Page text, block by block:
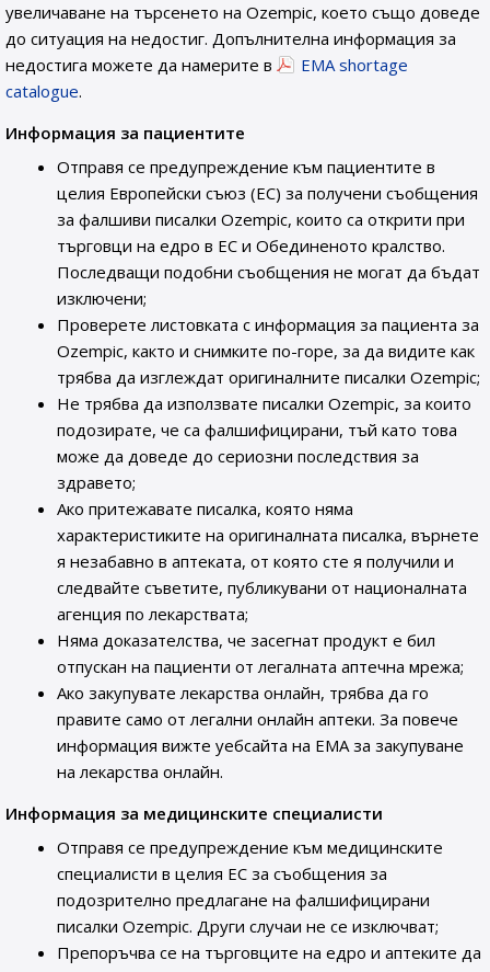
увеличаване на търсенето на Ozempic, което също доведе
до ситуация на недостиг. Допълнителна информация за
недостига можете да намерите в
EMA shortage
catalogue.
Информация за пациентите
Отправя се предупреждение към пациентите в
целия Европейски съюз (ЕС) за получени съобщения
за фалшиви писалки Ozempic, които са открити при
търговци на едро в ЕС и Обединеното кралство.
Последващи подобни съобщения не могат да бъдат
изключени;
Проверете листовката с информация за пациента за
Ozempic, както и снимките по-горе, за да видите как
трябва да изглеждат оригиналните писалки Ozempic;
Не трябва да използвате писалки Ozempic, за които
подозирате, че са фалшифицирани, тъй като това
може да доведе до сериозни последствия за
здравето;
Ако притежавате писалка, която няма
характеристиките на оригиналната писалка, върнете
я незабавно в аптеката, от която сте я получили и
следвайте съветите, публикувани от националната
агенция по лекарствата;
Няма доказателства, че засегнат продукт е бил
отпускан на пациенти от легалната аптечна мрежа;
Ако закупувате лекарства онлайн, трябва да го
правите само от легални онлайн аптеки. За повече
информация вижте уебсайта на ЕМА за закупуване
на лекарства онлайн.
Информация за медицинските специалисти
Отправя се предупреждение към медицинските
специалисти в целия ЕС за съобщения за
подозрително предлагане на фалшифицирани
писалки Ozempic. Други случаи не се изключват;
Препоръчва се на търговците на едро и аптеките да